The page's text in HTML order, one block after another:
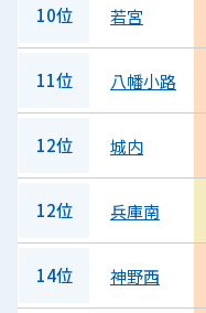
10位 若宮
11位 八幡小路
12位 城内
12位 兵庫南
14位 神野西